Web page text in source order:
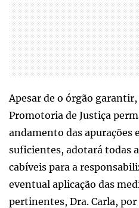
Apesar de o órgão
Promotoria de Justiça
andamento das apurações
suficientes, adotará todas
cabíveis para a
eventual aplicação das
pertinentes, Dra. Carla, por